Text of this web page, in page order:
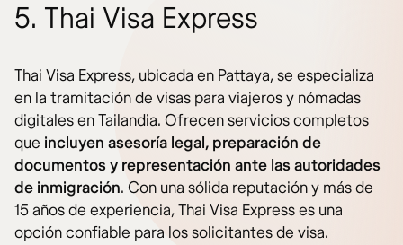
5. Thai Visa Express
Thai Visa Express, ubicada en Pattaya, se especializa
en la tramitación de visas para viajeros y nómadas
digitales en Tailandia. Ofrecen servicios completos
que incluyen asesoría legal, preparación de
documentos y representación ante las autoridades
de inmigración. Con una sólida reputación y más de
15 años de experiencia, Thai Visa Express es una
opción confiable para los solicitantes de visa.